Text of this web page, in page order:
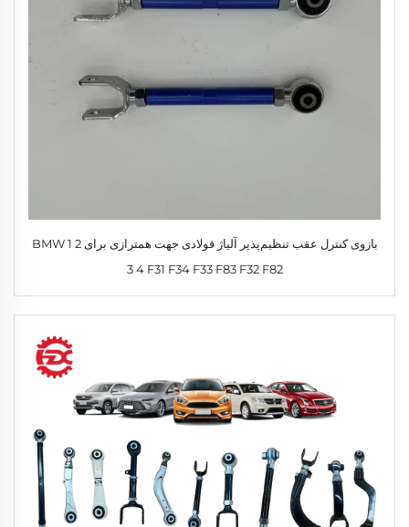
بازوی کنترل عقب تنظیم‌پذیر آلیاژ فولادی جهت همترازی برای BMW 1 2
3 4 F31 F34 F33 F83 F32 F82